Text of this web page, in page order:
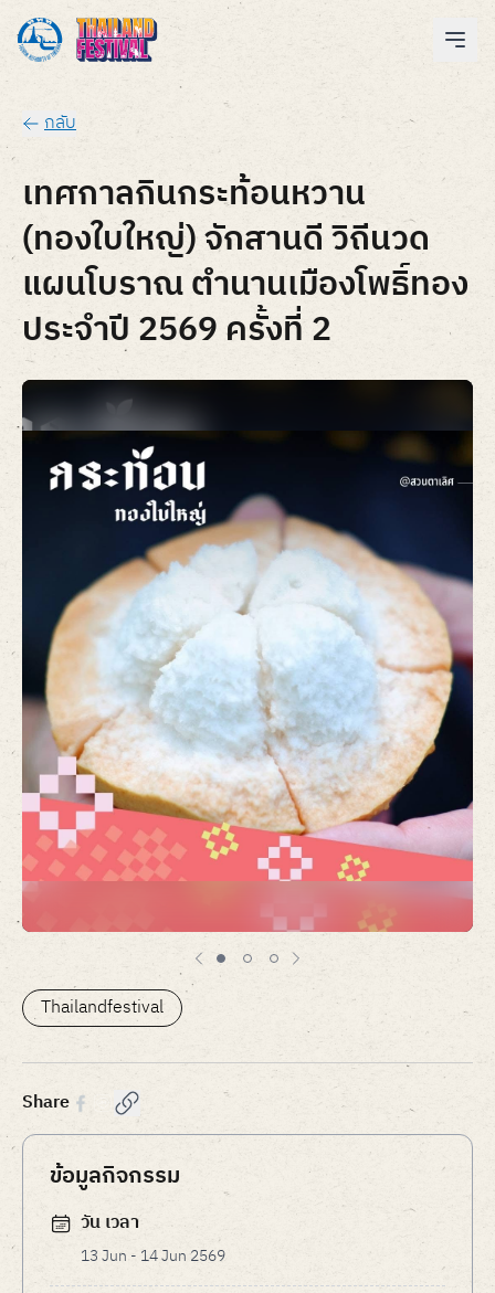
กลับ
เทศกาลกินกระท้อนหวาน
(ทองใบใหญ่) จักสานดี วิถีนวด
แผนโบราณ ตำนานเมืองโพธิ์ทอง
ประจำปี 2569 ครั้งที่ 2
of
3
Thailandfestival
Share
ข้อมูลกิจกรรม
วัน เวลา
13 Jun - 14 Jun 2569